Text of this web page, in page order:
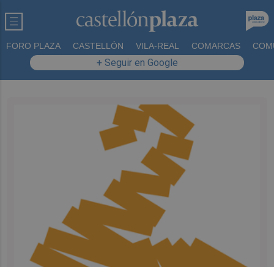
FORO PLAZA CASTELLÓN VILA-REAL COMARCAS
+ Seguir en Google